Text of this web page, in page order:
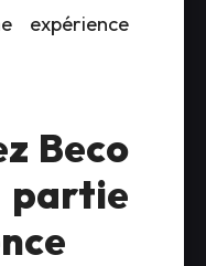
expérience
Beco